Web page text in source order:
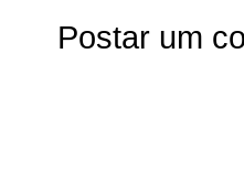
Postar um